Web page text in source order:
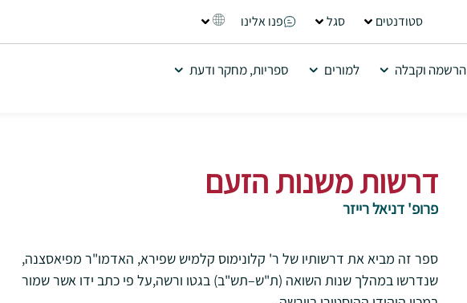
סטודנטים סגל פנו אלינו
הרשמה וקבלה למורים ספריות, מחקר ודעת
דרשות משנות הזעם
פרופ' דניאל רייזר
ספר זה מביא את דרשותיו של ר' קלונימוס קלמיש שפירא, האדמו"ר מפיאסצנה,
שנדרשו במהלך שנות השואה (ת"ש–תש"ב) בגטו ורשה,על פי כתב ידו אשר שמור